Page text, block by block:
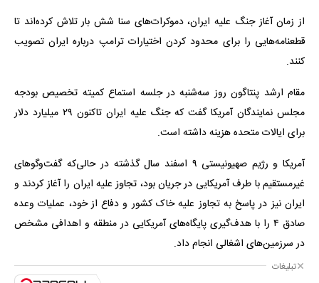
از زمان آغاز جنگ علیه ایران، دموکرات‌های سنا شش بار تلاش کرده‌اند تا
قطعنامه‌هایی را برای محدود کردن اختیارات ترامپ درباره ایران تصویب
کنند.
مقام ارشد پنتاگون روز سه‌شنبه در جلسه استماع کمیته تخصیص بودجه
مجلس نمایندگان آمریکا گفت که جنگ علیه ایران تاکنون ۲۹ میلیارد دلار
برای ایالات متحده هزینه داشته است.
آمریکا و رژیم صهیونیستی ۹ اسفند سال گذشته در حالی‌که گفت‌وگوهای
غیرمستقیم با طرف آمریکایی در جریان بود، تجاوز علیه ایران را آغاز کردند و
ایران نیز در پاسخ به تجاوز علیه خاک کشور و دفاع از خود، عملیات وعده
صادق ۴ را با هدف‌گیری پایگاه‌های آمریکایی در منطقه و اهدافی مشخص
در سرزمین‌های اشغالی انجام داد.
تبلیغات